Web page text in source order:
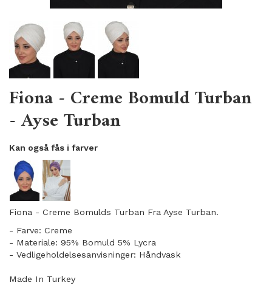
Fiona - Creme Bomuld Turban
- Ayse Turban
Kan også fås i farver
Fiona - Creme Bomulds Turban Fra Ayse Turban.
- Farve: Creme
- Materiale: 95% Bomuld 5% Lycra
- Vedligeholdelsesanvisninger: Håndvask
Made In Turkey